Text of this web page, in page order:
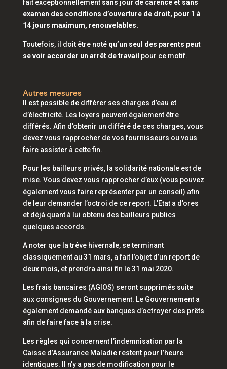
fait exceptionnellement sans jour de carence et sans
examen des conditions d’ouverture de droit, pour 1 à
14 jours maximum, renouvelables.
Toutefois, il doit être noté qu’un seul des parents peut
se voir accorder un arrêt de travail pour ce motif.
Autres mesures
Il est possible de différer ses charges d’eau et
d’électricité. Les loyers peuvent également être
différés. Afin d’obtenir un différé de ces charges, vous
devez vous rapprocher de vos fournisseurs ou vous
faire assister à cette fin.
Pour les bailleurs privés, la solidarité nationale est de
mise. Vous devez vous rapprocher d’eux (vous pouvez
également vous faire représenter par un conseil) afin
de leur demander l’octroi de ce report. L’Etat a d’ores
et déjà quant à lui obtenu des bailleurs publics
quelques accords.
A noter que la trêve hivernale, se terminant
classiquement au 31 mars, a fait l’objet d’un report de
deux mois, et prendra ainsi fin le 31 mai 2020.
Les frais bancaires (AGIOS) seront supprimés suite
aux consignes du Gouvernement. Le Gouvernement a
également demandé aux banques d’octroyer des prêts
afin de faire face à la crise.
Les règles qui concernent l’indemnisation par la
Caisse d’Assurance Maladie restent pour l’heure
identiques. Il n’y a pas de modification pour le